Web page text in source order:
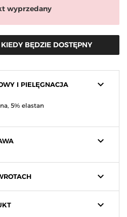
wyprzedany
BĘDZIE DOSTĘPNY
keyboard_arrow_down
I PIELĘGNACJA
5% elastan
keyboard_arrow_down
keyboard_arrow_down
keyboard_arrow_down